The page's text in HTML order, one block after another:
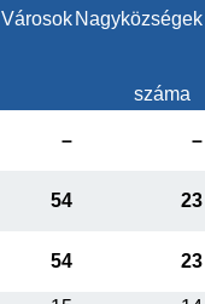
Városok Nagyközségek
száma
– –
54 23
54 23